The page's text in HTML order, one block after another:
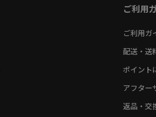
ご利用
ご利用ガ
配送・送
ポイント
アフター
返品・交